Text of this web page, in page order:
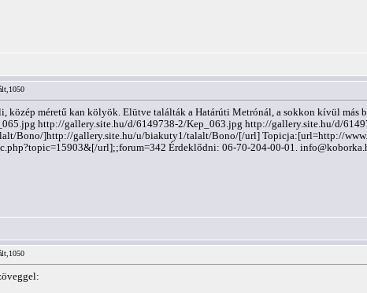
közép méretű kan kölyök. Elütve találták a Határúti Metrónál, a sokkon kívül más
http://gallery.site.hu/d/6149738-2/Kep_063.jpg http://gallery.site.hu/d/
Bono/]http://gallery.site.hu/u/biakuty1/talalt/Bono/[/url] Topicja:[url=http://
url];;forum=342 Érdeklődni: 06-70-204-00-01.